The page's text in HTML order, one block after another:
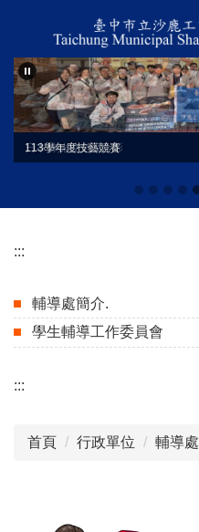
主
要
內
容
日本姊妹校交流合影
113學年度技藝競賽
:::
輔導處簡介.
學生輔導工作委員會
:::
首頁 行政單位 輔導處